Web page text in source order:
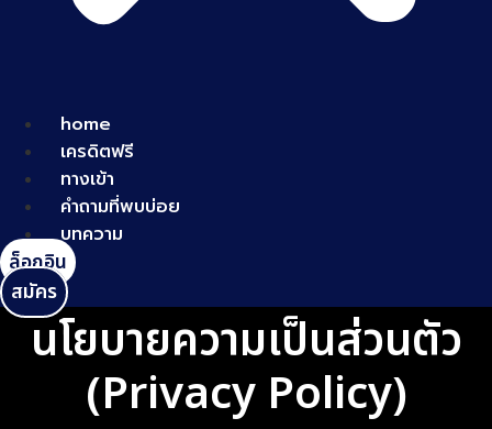
home
เครดิตฟรี
ทางเข้า
คำถามที่พบบ่อย
บทความ
ล็อกอิน
สมัคร
นโยบายความเป็นส่วนตัว
(Privacy Policy)